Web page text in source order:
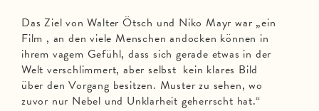
Das Ziel von Walter Ötsch und Niko Mayr war „ein
Film , an den viele Menschen andocken können in
ihrem vagem Gefühl, dass sich gerade etwas in der
Welt verschlimmert, aber selbst kein klares Bild
über den Vorgang besitzen. Muster zu sehen, wo
zuvor nur Nebel und Unklarheit geherrscht hat.“